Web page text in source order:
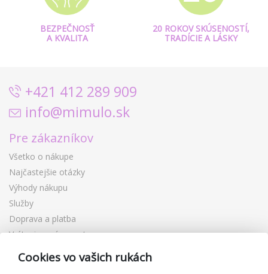
BEZPEČNOSŤ
A KVALITA
20 ROKOV SKÚSENOSTÍ,
TRADÍCIE A LÁSKY
+421 412 289 909
info@mimulo.sk
Pre zákazníkov
Všetko o nákupe
Najčastejšie otázky
Výhody nákupu
Služby
Doprava a platba
Vrátenie a výmena tovaru
Reklamácia
Darčekové poukážky
Cookies vo vašich rukách